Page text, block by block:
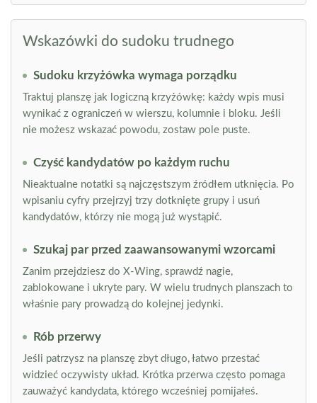
Wskazówki do sudoku trudnego
Sudoku krzyżówka wymaga porządku
Traktuj planszę jak logiczną krzyżówkę: każdy wpis musi
wynikać z ograniczeń w wierszu, kolumnie i bloku. Jeśli
nie możesz wskazać powodu, zostaw pole puste.
Czyść kandydatów po każdym ruchu
Nieaktualne notatki są najczęstszym źródłem utknięcia. Po
wpisaniu cyfry przejrzyj trzy dotknięte grupy i usuń
kandydatów, którzy nie mogą już wystąpić.
Szukaj par przed zaawansowanymi wzorcami
Zanim przejdziesz do X-Wing, sprawdź nagie,
zablokowane i ukryte pary. W wielu trudnych planszach to
właśnie pary prowadzą do kolejnej jedynki.
Rób przerwy
Jeśli patrzysz na planszę zbyt długo, łatwo przestać
widzieć oczywisty układ. Krótka przerwa często pomaga
zauważyć kandydata, którego wcześniej pomijałeś.